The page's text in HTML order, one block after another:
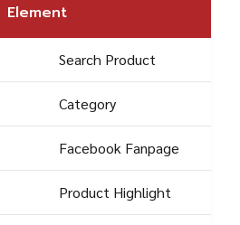
Element
Search Product
Category
Facebook Fanpage
Product Highlight